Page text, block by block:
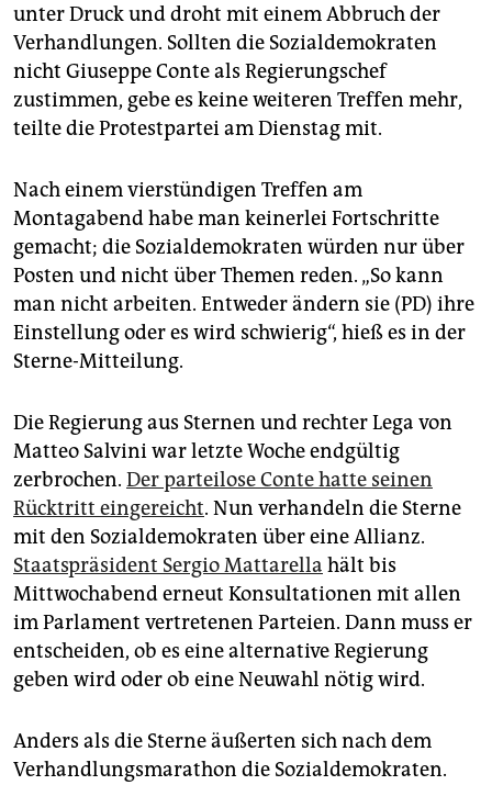
unterstützen
abo
genossenschaft
unter Druck und droht mit einem Abbruch der
Verhandlungen. Sollten die Sozialdemokraten
nicht Giuseppe Conte als Regierungschef
zustimmen, gebe es keine weiteren Treffen mehr,
teilte die Protestpartei am Dienstag mit.
Nach einem vierstündigen Treffen am
Montagabend habe man keinerlei Fortschritte
gemacht; die Sozialdemokraten würden nur über
Posten und nicht über Themen reden. „So kann
man nicht arbeiten. Entweder ändern sie (PD) ihre
Einstellung oder es wird schwierig“, hieß es in der
Sterne-Mitteilung.
Die Regierung aus Sternen und rechter Lega von
Matteo Salvini war letzte Woche endgültig
zerbrochen. Der parteilose Conte hatte seinen
Rücktritt eingereicht. Nun verhandeln die Sterne
mit den Sozialdemokraten über eine Allianz.
Staatspräsident Sergio Mattarella hält bis
Mittwochabend erneut Konsultationen mit allen
im Parlament vertretenen Parteien. Dann muss er
entscheiden, ob es eine alternative Regierung
geben wird oder ob eine Neuwahl nötig wird.
Anders als die Sterne äußerten sich nach dem
Verhandlungsmarathon die Sozialdemokraten.